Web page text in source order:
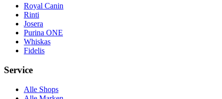
Royal Canin
Rinti
Josera
Purina ONE
Whiskas
Fidelis
Service
Alle Shops